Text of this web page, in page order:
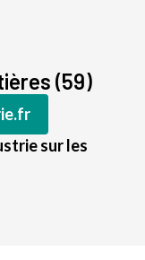
(59)
sur les